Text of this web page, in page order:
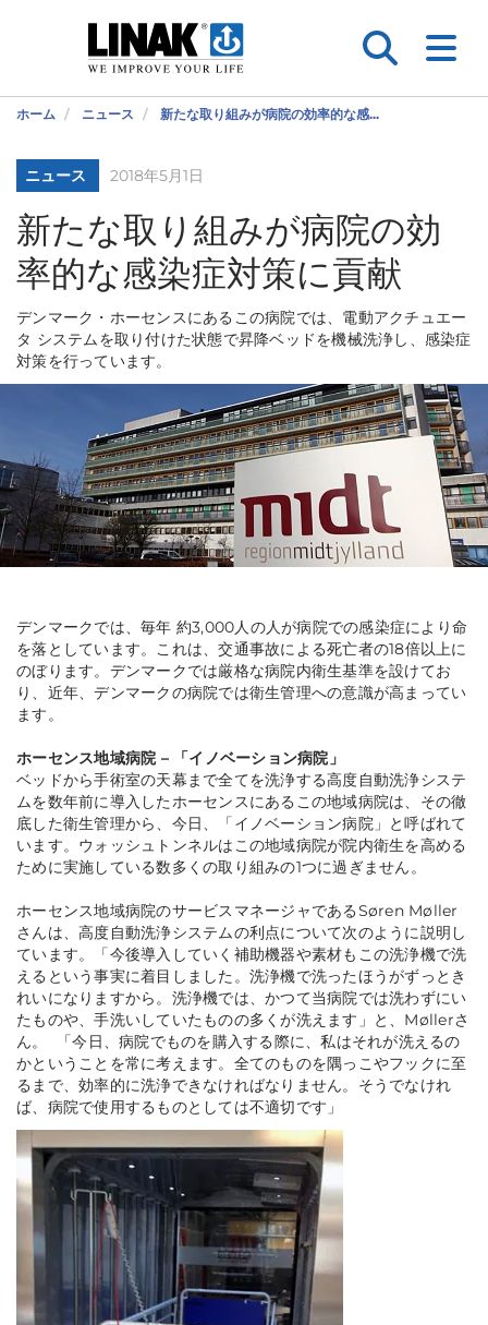
ホーム ニュース 新たな取り組みが病院の効率的な感...
ニュース 2018年5月1日
新たな取り組みが病院の効
率的な感染症対策に貢献
デンマーク・ホーセンスにあるこの病院では、電動アクチュエー
タ システムを取り付けた状態で昇降ベッドを機械洗浄し、感染症
対策を行っています。
デンマークでは、毎年 約3,000人の人が病院での感染症により命
を落としています。これは、交通事故による死亡者の18倍以上に
のぼります。デンマークでは厳格な病院内衛生基準を設けてお
り、近年、デンマークの病院では衛生管理への意識が高まってい
ます。
ホーセンス地域病院 – 「イノベーション病院」
ベッドから手術室の天幕まで全てを洗浄する高度自動洗浄システ
ムを数年前に導入したホーセンスにあるこの地域病院は、その徹
底した衛生管理から、今日、「イノベーション病院」と呼ばれて
います。ウォッシュトンネルはこの地域病院が院内衛生を高める
ために実施している数多くの取り組みの1つに過ぎません。
ホーセンス地域病院のサービスマネージャであるSøren Møller
さんは、高度自動洗浄システムの利点について次のように説明し
ています。「今後導入していく補助機器や素材もこの洗浄機で洗
えるという事実に着目しました。洗浄機で洗ったほうがずっとき
れいになりますから。洗浄機では、かつて当病院では洗わずにい
たものや、手洗いしていたものの多くが洗えます」と、Møllerさ
ん。 「今日、病院でものを購入する際に、私はそれが洗えるの
かということを常に考えます。全てのものを隅っこやフックに至
るまで、効率的に洗浄できなければなりません。そうでなけれ
ば、病院で使用するものとしては不適切です」